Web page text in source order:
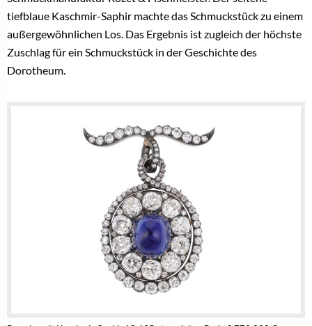
tiefblaue Kaschmir-Saphir machte das Schmuckstück zu einem
außergewöhnlichen Los. Das Ergebnis ist zugleich der höchste
Zuschlag für ein Schmuckstück in der Geschichte des
Dorotheum.